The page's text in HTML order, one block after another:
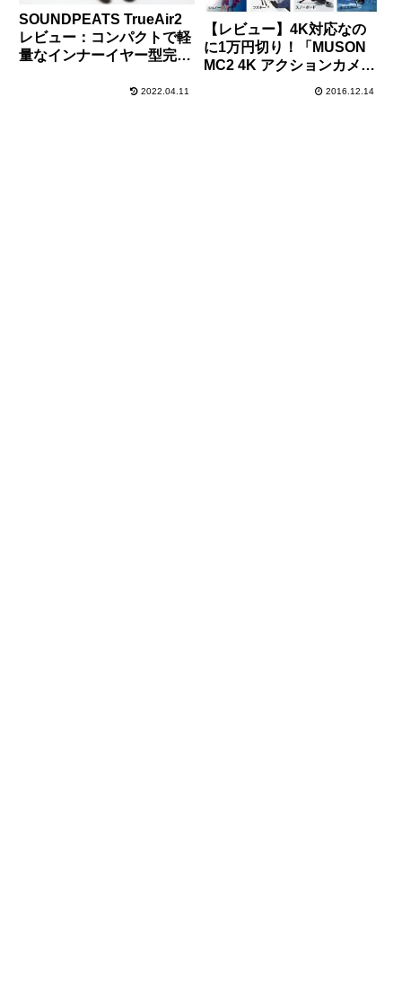
SOUNDPEATS TrueAir2
レビュー：コンパクトで軽
量なインナーイヤー型完全
も良好でなかなかおすす
2022.04.11
【レビュー】4K対応なの
に1万円切り！「MUSON
MC2 4K アクションカメ
2016.12.14